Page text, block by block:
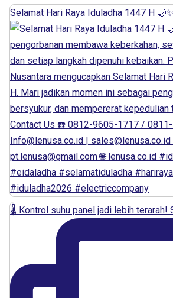
Selamat Hari Raya Iduladha 1447 H
🌡️ Kontrol suhu panel jadi lebih terarah!